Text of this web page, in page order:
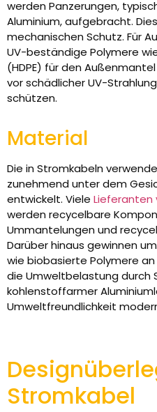
werden Panzerungen,
Aluminium, aufgebracht.
mechanischen Schutz. Für
UV-beständige Polymere
(HDPE) für den
vor schädlicher UV-
schützen.
Material
Die in Stromkabeln
zunehmend unter dem
entwickelt. Viele Lieferanten
werden recycelbare
Ummantelungen und
Darüber hinaus gewinnen
wie biobasierte Polymere
die Umweltbelastung durch
kohlenstoffarmer
Umweltfreundlichkeit
Stromkabel